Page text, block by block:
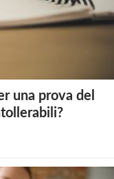
una prova del